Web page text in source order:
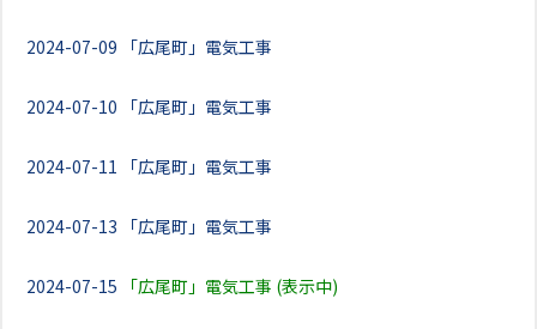
2024-07-09 「広尾町」電気工事
2024-07-10 「広尾町」電気工事
2024-07-11 「広尾町」電気工事
2024-07-13 「広尾町」電気工事
2024-07-15 「広尾町」電気工事 (表示中)